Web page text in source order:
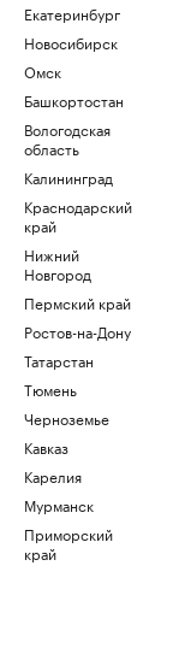
Екатеринбург
Новосибирск
Омск
Башкортостан
Вологодская
область
Калининград
Краснодарский
край
Нижний
Новгород
Пермский край
Ростов-на-Дону
Татарстан
Тюмень
Черноземье
Кавказ
Карелия
Мурманск
Приморский
край